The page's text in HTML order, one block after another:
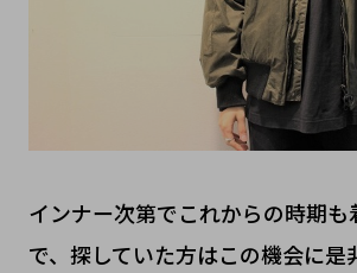
インナー次第でこれからの時期も
で、探していた方はこの機会に是